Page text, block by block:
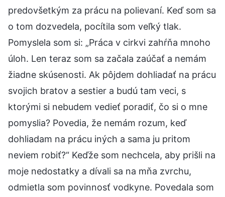
predovšetkým za prácu na polievaní. Keď som sa
o tom dozvedela, pocítila som veľký tlak.
Pomyslela som si: „Práca v cirkvi zahŕňa mnoho
úloh. Len teraz som sa začala zaúčať a nemám
žiadne skúsenosti. Ak pôjdem dohliadať na prácu
svojich bratov a sestier a budú tam veci, s
ktorými si nebudem vedieť poradiť, čo si o mne
pomyslia? Povedia, že nemám rozum, keď
dohliadam na prácu iných a sama ju pritom
neviem robiť?“ Keďže som nechcela, aby prišli na
moje nedostatky a dívali sa na mňa zvrchu,
odmietla som povinnosť vodkyne. Povedala som